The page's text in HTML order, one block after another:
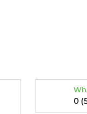
tarafımıza
0